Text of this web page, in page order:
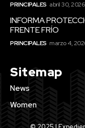
PRINCIPALES abril 30, 2026
INFORMA
FRENTE FRÍO
PRINCIPALES marzo 4,
Sitemap
News
Women